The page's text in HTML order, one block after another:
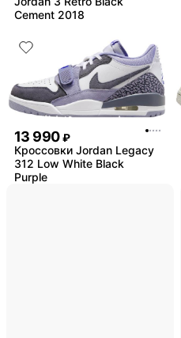
Cement 2018
13 990 ₽
Кроссовки Jordan Legacy
312 Low White Black
Purple